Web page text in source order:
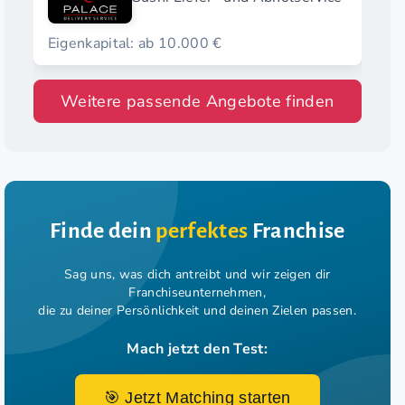
Eigenkapital: ab 10.000 €
Weitere passende Angebote finden
Finde dein perfektes Franchise
Sag uns, was dich antreibt und wir zeigen dir
Franchiseunternehmen,
die zu deiner Persönlichkeit und deinen Zielen passen.
Mach jetzt den Test:
🎯 Jetzt Matching starten